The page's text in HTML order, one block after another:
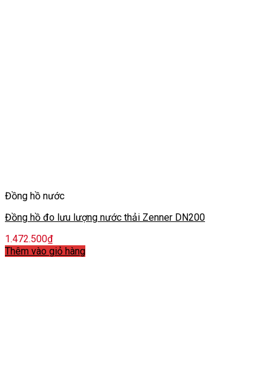
Đồng hồ nước
Đồng hồ đo lưu lượng nước thải Zenner DN200
1.472.500₫
Thêm vào giỏ hàng